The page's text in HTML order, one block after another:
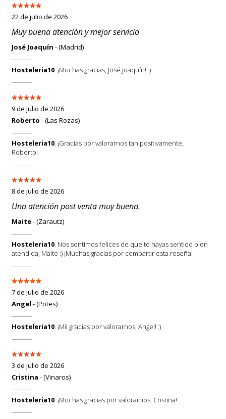
22 de julio de 2026
Muy buena atención y mejor servicio
José Joaquín - (Madrid)
Hosteleria10. ¡Muchas gracias, José Joaquín! :)
9 de julio de 2026
Roberto - (Las Rozas)
Hosteleria10. ¡Gracias por valorarnos tan positivamente,
Roberto!
8 de julio de 2026
Una atención post venta muy buena.
Maite- (Zarautz)
Hosteleria10. Nos sentimos felices de que te hayas sentido bien
atendida, Maite :) ¡Muchas gracias por compartir esta reseña!
7 de julio de 2026
Angel - (Potes)
Hosteleria10. ¡Mil gracias por valorarnos, Angel! :)
3 de julio de 2026
Cristina - (Vinaros)
Hosteleria10. ¡Muchas gracias por valorarnos, Cristina!